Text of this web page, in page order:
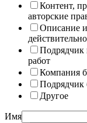
Контент,
авторские
Описание
Подрядчик
работ
Компания
Подрядчик
Другое
Имя